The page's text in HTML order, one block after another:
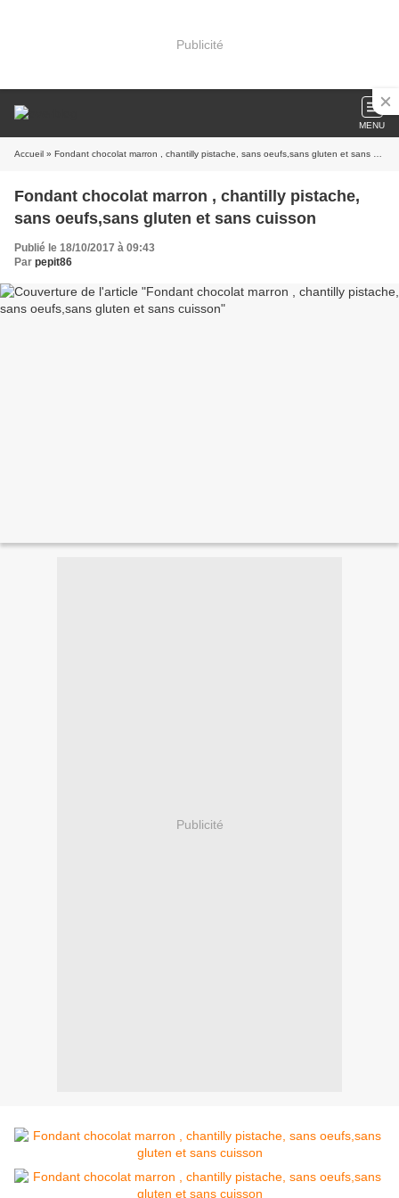
Publicité
MENU
Accueil » Fondant chocolat marron , chantilly pistache, sans oeufs,sans gluten et sans cuisson
Fondant chocolat marron , chantilly pistache,
sans oeufs,sans gluten et sans cuisson
Publié le 18/10/2017 à 09:43
Par pepit86
Publicité